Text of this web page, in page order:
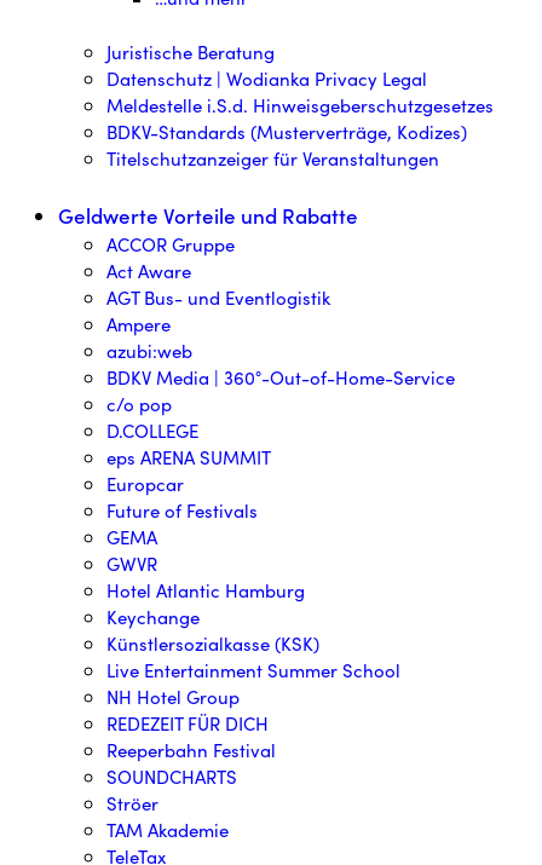
Juristische Beratung
Datenschutz | Wodianka Privacy Legal
Meldestelle i.S.d. Hinweisgeberschutzgesetzes
BDKV-Standards (Musterverträge, Kodizes)
Titelschutzanzeiger für Veranstaltungen
Geldwerte Vorteile und Rabatte
ACCOR Gruppe
Act Aware
AGT Bus- und Eventlogistik
Ampere
azubi:web
BDKV Media | 360°-Out-of-Home-Service
c/o pop
D.COLLEGE
eps ARENA SUMMIT
Europcar
Future of Festivals
GEMA
GWVR
Hotel Atlantic Hamburg
Keychange
Künstlersozialkasse (KSK)
Live Entertainment Summer School
NH Hotel Group
REDEZEIT FÜR DICH
Reeperbahn Festival
SOUNDCHARTS
Ströer
TAM Akademie
TeleTax